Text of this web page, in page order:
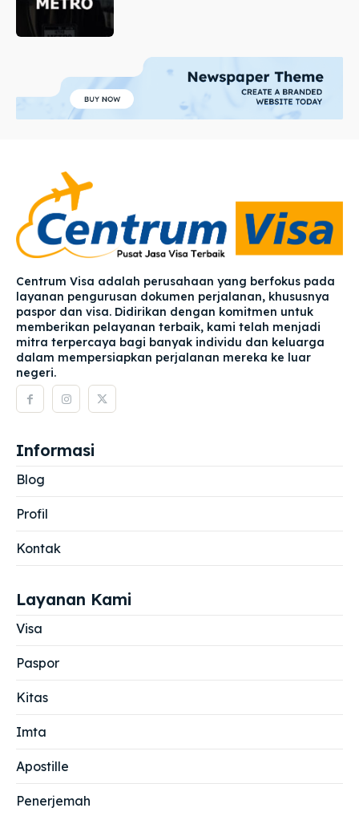
Centrum Visa adalah perusahaan yang berfokus pada
layanan pengurusan dokumen perjalanan, khususnya
paspor dan visa. Didirikan dengan komitmen untuk
memberikan pelayanan terbaik, kami telah menjadi
mitra terpercaya bagi banyak individu dan keluarga
dalam mempersiapkan perjalanan mereka ke luar
negeri.
Informasi
Blog
Profil
Kontak
Layanan Kami
Visa
Paspor
Kitas
Imta
Apostille
Penerjemah